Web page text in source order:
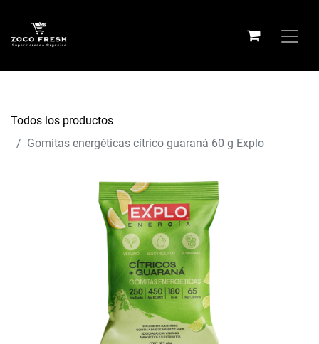
Todos los productos
Gomitas energéticas cítrico guaraná 60 g Explo